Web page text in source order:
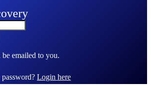
emailed to you.
Login here